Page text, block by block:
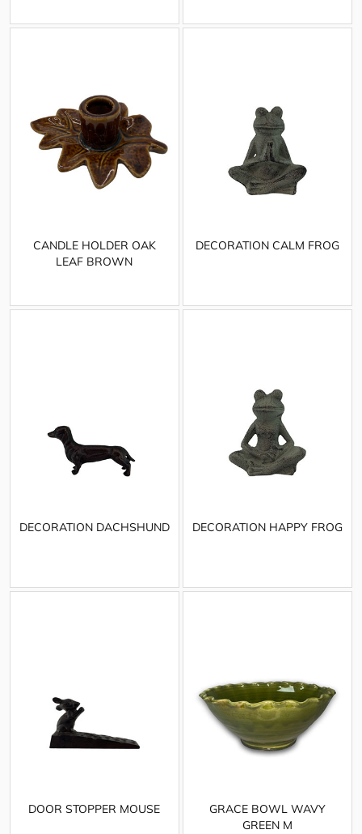
CANDLE HOLDER OAK
LEAF BROWN
DECORATION CALM FROG
DECORATION DACHSHUND DECORATION HAPPY FROG
DOOR STOPPER MOUSE
GRACE BOWL WAVY
GREEN M